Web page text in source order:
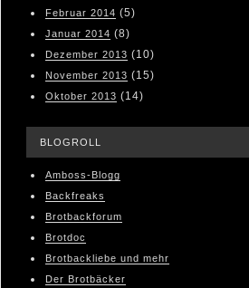
Februar 2014 (5)
Januar 2014 (8)
Dezember 2013 (10)
November 2013 (15)
Oktober 2013 (14)
BLOGROLL
Amboss-Blogg
Backfreaks
Brotbackforum
Brotdoc
Brotbackliebe und mehr
Der Brotbäcker